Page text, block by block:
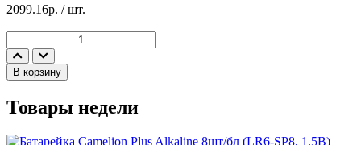
2099.16р. / шт.
В корзину
Товары недели